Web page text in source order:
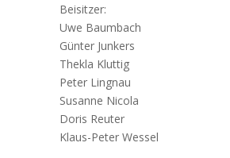
Beisitzer:
Uwe Baumbach
Günter Junkers
Thekla Kluttig
Peter Lingnau
Susanne Nicola
Doris Reuter
Klaus-Peter Wessel